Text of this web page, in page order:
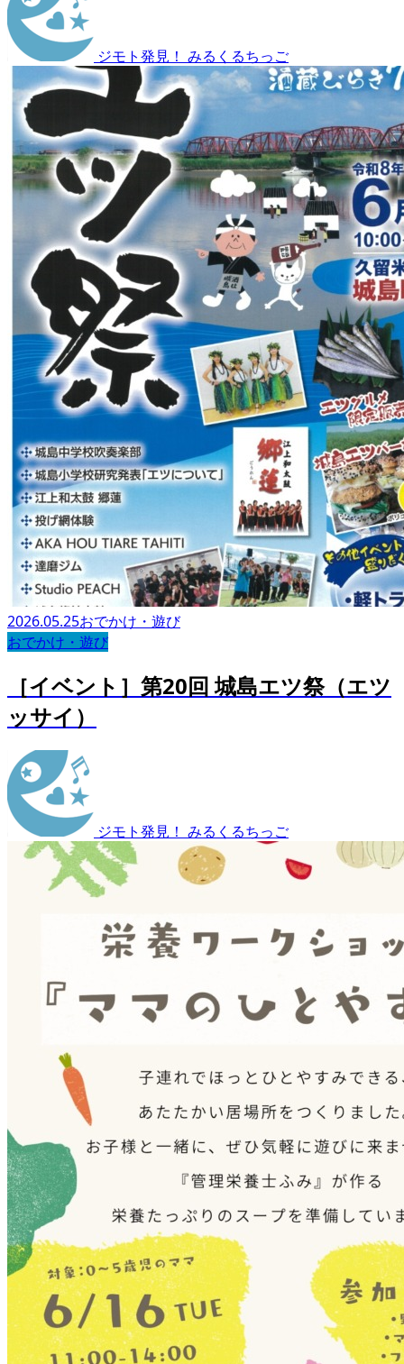
ジモト発見！ みるくるちっご
2026.05.25おでかけ・遊び
おでかけ・遊び
［イベント］第20回 城島エツ祭（エツ
ッサイ）
ジモト発見！ みるくるちっご